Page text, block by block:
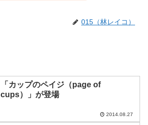
015（林レイコ）
「カップのペイジ（page of
cups）」が登場
2014.08.27